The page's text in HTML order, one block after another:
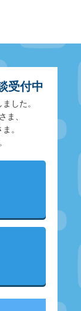
受付中
した。
ま、
。